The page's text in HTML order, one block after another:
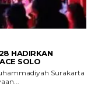
HADIRKAN
SOLO
Surakarta